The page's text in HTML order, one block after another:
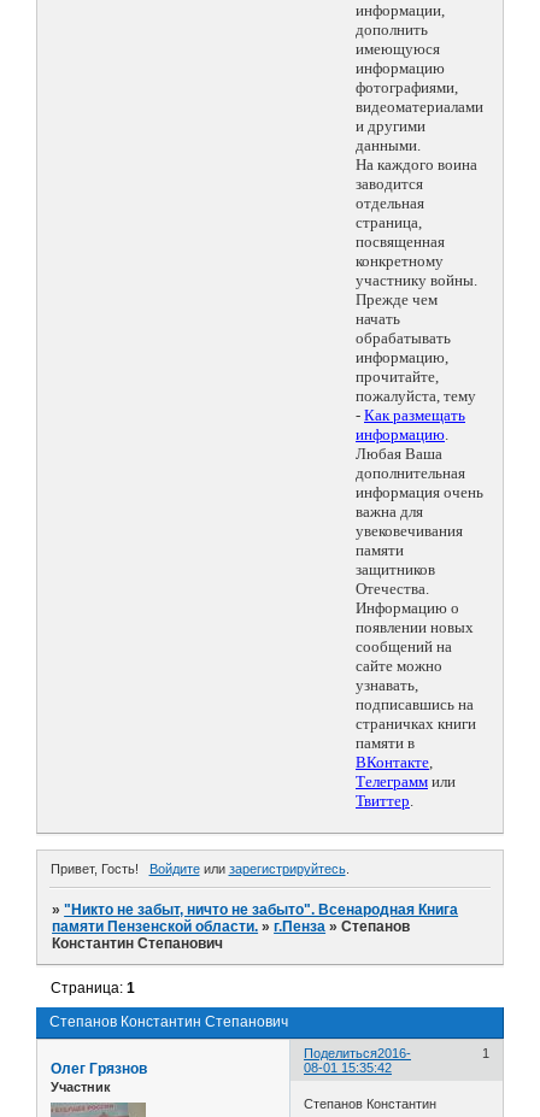
информации,
дополнить
имеющуюся
информацию
фотографиями,
видеоматериалами
и другими
данными.
На каждого воина
заводится
отдельная
страница,
посвященная
конкретному
участнику войны.
Прежде чем
начать
обрабатывать
информацию,
прочитайте,
пожалуйста, тему
- Как размещать
информацию.
Любая Ваша
дополнительная
информация очень
важна для
увековечивания
памяти
защитников
Отечества.
Информацию о
появлении новых
сообщений на
сайте можно
узнавать,
подписавшись на
страничках книги
памяти в
ВКонтакте,
Телеграмм или
Твиттер.
Привет, Гость! Войдитеили зарегистрируйтесь.
»"Никто не забыт, ничто не забыто". Всенародная Книга
памяти Пензенской области. »г.Пенза »Степанов
Константин Степанович
Степанов Константин Степанович
Страница:1
Поделиться 1
2016-
08-01 15:35:42
Олег Грязнов
Участник
Степанов Константин